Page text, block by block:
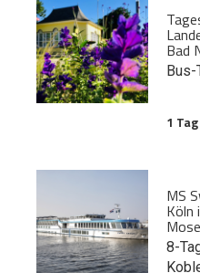
Bad
Bus-
1
MS
Köln
8-